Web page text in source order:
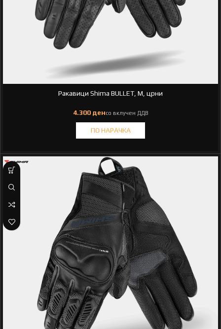
Ракавици Shima BULLET, M, црни